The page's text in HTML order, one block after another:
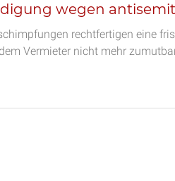
wegen
rechtfertigen eine
Vermieter nicht mehr